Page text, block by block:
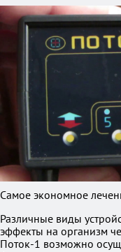
Самое экономное
Различные виды
эффекты на организм
Поток-1 возможно